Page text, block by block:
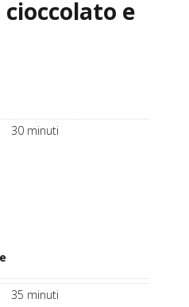
e
30 minuti
35 minuti